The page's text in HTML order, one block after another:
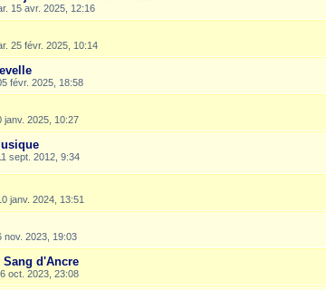
15 avr. 2025, 12:16
25 févr. 2025, 10:14
févr. 2025, 18:58
janv. 2025, 10:27
sept. 2012, 9:34
janv. 2024, 13:51
nov. 2023, 19:03
d'Ancre
oct. 2023, 23:08